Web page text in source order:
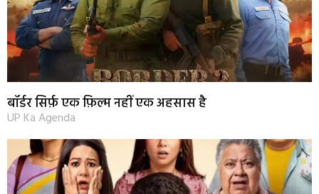
बॉर्डर सिर्फ़ एक फ़िल्म नहीं एक अहसास है
UP Ka Agenda